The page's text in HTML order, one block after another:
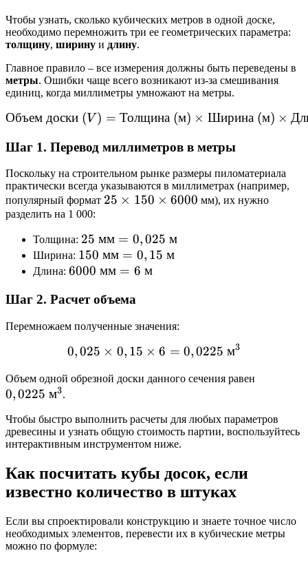
Чтобы узнать, сколько кубических метров в одной доске,
необходимо перемножить три ее геометрических параметра:
толщину, ширину и длину.
Главное правило – все измерения должны быть переведены в
метры. Ошибки чаще всего возникают из-за смешивания
единиц, когда миллиметры умножают на метры.
\text{Объем доски } (V)
Объем доски (V ) = Толщина (м) × Ширина(м) ×
Шаг 1. Перевод миллиметров в метры
Поскольку на строительном рынке размеры пиломатериала
практически всегда указываются в миллиметрах (например,
популярный формат 25
\times
6000
25 × 150 × 6000 мм), их нужно
разделить на 1 000:
Толщина: 25
\text{
мм}
0,025
м}
25 мм = 0,025 м
Ширина: 150
\text{
=
\text{
м}
150 мм = 0, 15 м
Длина: 6000
мм}
\text{
м}
6000 мм = 6 м
Шаг 2. Расчет объема
Перемножаем полученные значения:
0,025 \times 0,15 \times
0,025 × 0, 15 × 6 = 0,0225 м3
Объем одной обрезной доски данного сечения равен
0,0225 м3.
Чтобы быстро выполнить расчеты для любых параметров
древесины и узнать общую стоимость партии, воспользуйтесь
интерактивным инструментом ниже.
Как посчитать кубы досок, если
известно количество в штуках
Если вы спроектировали конструкцию и знаете точное число
необходимых элементов, перевести их в кубические метры
можно по формуле: